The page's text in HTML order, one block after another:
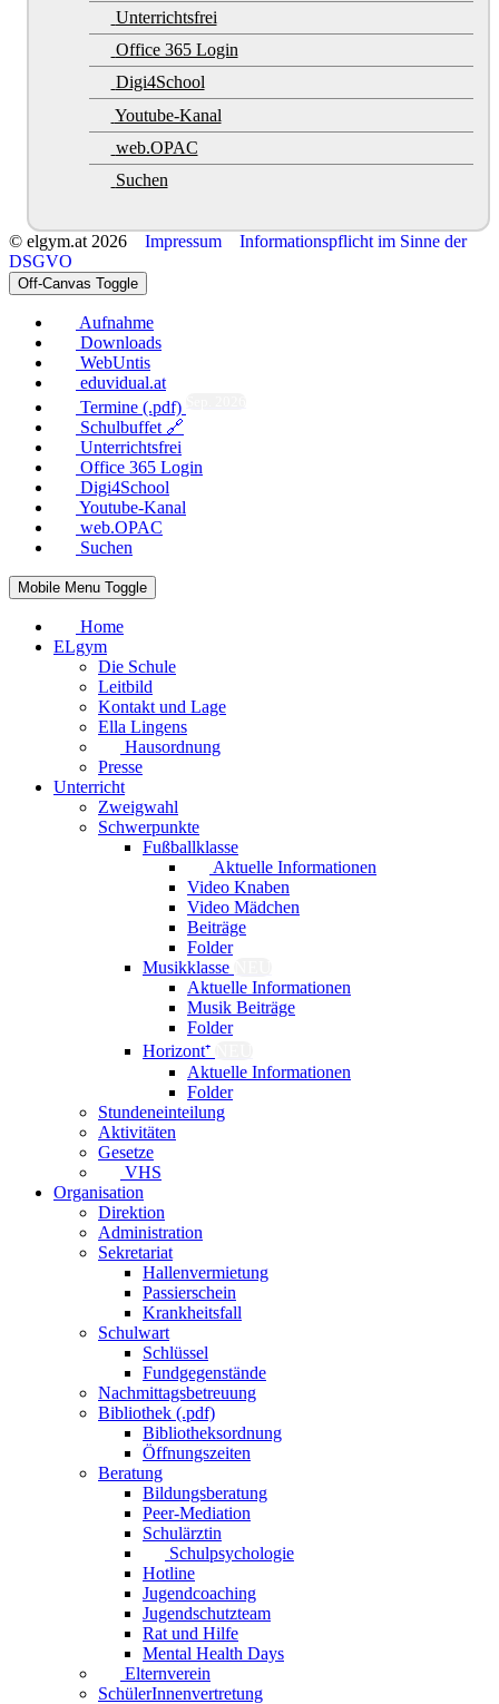
Unterrichtsfrei
Office 365 Login
Digi4School
Youtube-Kanal
web.OPAC
Suchen
© elgym.at 2026 Impressum
Informationspflicht im Sinne der
DSGVO
Off-Canvas Toggle
Aufnahme
Downloads
WebUntis
eduvidual.at
Termine (.pdf)
Schulbuffet 🔗
Unterrichtsfrei
Office 365 Login
Digi4School
Youtube-Kanal
web.OPAC
Suchen
Mobile Menu Toggle
Home
ELgym
Die Schule
Leitbild
Kontakt und Lage
Ella Lingens
Hausordnung
Presse
Unterricht
Zweigwahl
Schwerpunkte
Fußballklasse
Aktuelle Informationen
Video Knaben
Video Mädchen
Beiträge
Folder
Musikklasse
Aktuelle Informationen
Musik Beiträge
Folder
Horizont⁺
Aktuelle Informationen
Folder
Stundeneinteilung
Aktivitäten
Gesetze
VHS
Organisation
Direktion
Administration
Sekretariat
Hallenvermietung
Passierschein
Krankheitsfall
Schulwart
Schlüssel
Fundgegenstände
Nachmittagsbetreuung
Bibliothek (.pdf)
Bibliotheksordnung
Öffnungszeiten
Beratung
Bildungsberatung
Peer-Mediation
Schulärztin
Schulpsychologie
Hotline
Jugendcoaching
Jugendschutzteam
Rat und Hilfe
Mental Health Days
Elternverein
SchülerInnenvertretung